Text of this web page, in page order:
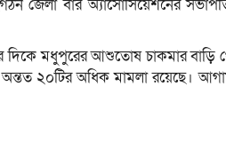
জেলা বার অ্যাসোসিয়েশনের
মধুপুরের আশুতোষ চাকমার বাড়ি
অন্তত ২০টির অধিক মামলা রয়েছে।